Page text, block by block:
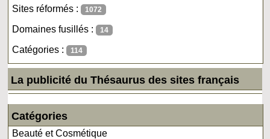
Sites réformés : 1072
Domaines fusillés : 14
Catégories : 114
La publicité du Thésaurus des sites français
Catégories
Beauté et Cosmétique